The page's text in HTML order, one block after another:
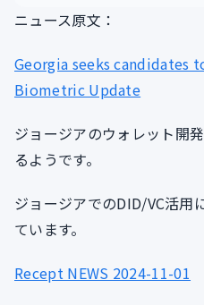
ニュース原文：
Georgia seeks
Biometric Update
ジョージアのウォレット開
るようです。
ジョージアでのDID/VC活用
ています。
Recept NEWS 2024-11-01